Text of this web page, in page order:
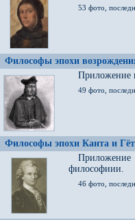
53 фото,
Философы эпохи
Приложение
49 фото,
Философы эпохи Канта и
философиии.
46 фото,